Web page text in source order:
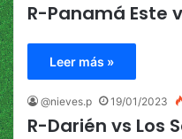
R-Panamá Este
Leer más »
@nieves.p 19/01/2023
R-Darién vs Los